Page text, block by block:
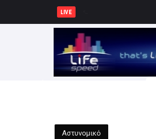
LIVE
Αστυνομικό